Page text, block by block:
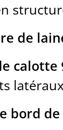
de
calotte
bord de